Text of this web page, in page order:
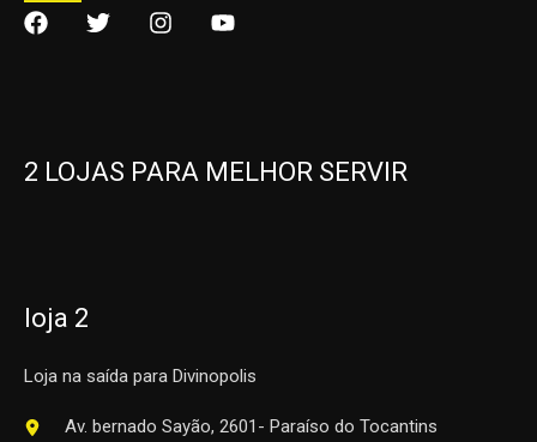
2 LOJAS PARA MELHOR SERVIR
loja 2
Loja na saída para Divinopolis
Av. bernado Sayão, 2601- Paraíso do Tocantins